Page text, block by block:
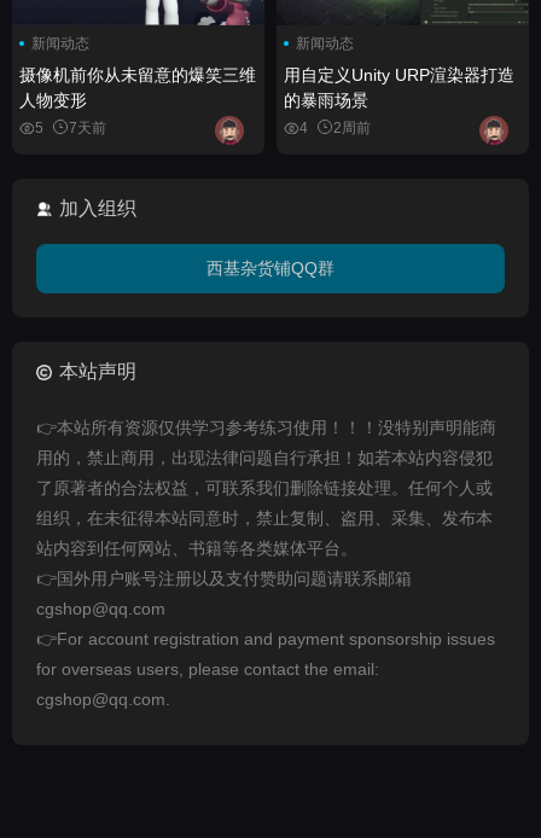
新闻动态
摄像机前你从未留意的爆笑三维
人物变形
5 7天前
新闻动态
用自定义Unity URP渲染器打造
的暴雨场景
4 2周前
加入组织
西基杂货铺QQ群
本站声明
👉本站所有资源仅供学习参考练习使用！！！没特别声明能商
用的，禁止商用，出现法律问题自行承担！如若本站内容侵犯
了原著者的合法权益，可联系我们删除链接处理。任何个人或
组织，在未征得本站同意时，禁止复制、盗用、采集、发布本
站内容到任何网站、书籍等各类媒体平台。
👉国外用户账号注册以及支付赞助问题请联系邮箱
cgshop@qq.com
👉For account registration and payment sponsorship issues
for overseas users, please contact the email:
cgshop@qq.com.